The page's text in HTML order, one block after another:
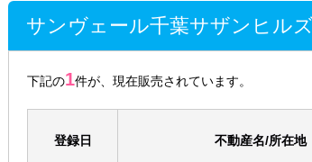
サンヴェール千葉サザンヒル
下記の1件が、現在販売されています。
登録日 不動産名/所在地